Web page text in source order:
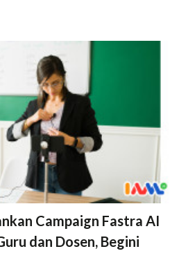
Campaign Fastra AI
dan Dosen, Begini